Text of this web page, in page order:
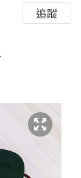
追蹤